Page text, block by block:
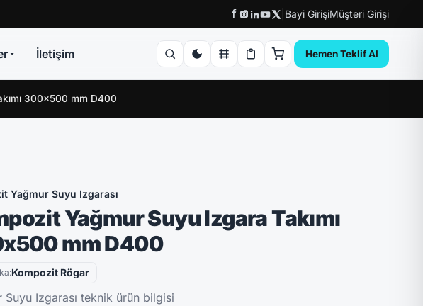
Bayi GirişiMüşteri Girişi
İletişim Hemen Teklif Al
300x500 mm D400
Yağmur Suyu Izgarası
Yağmur Suyu Izgara Takımı
mm D400
Kompozit Rögar
Suyu Izgarası teknik ürün bilgisi